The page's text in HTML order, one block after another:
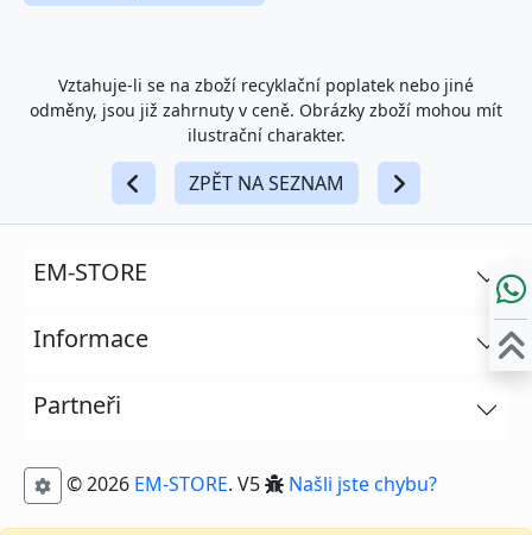
Vztahuje-li se na zboží recyklační poplatek nebo jiné
odměny, jsou již zahrnuty v ceně. Obrázky zboží mohou mít
ilustrační charakter.
ZPĚT NA SEZNAM
EM-STORE
Informace
Partneři
© 2026 EM-STORE. V5 Našli jste chybu?